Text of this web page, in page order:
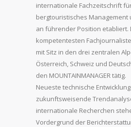
internationale Fachzeitschrift
bergtouristisches Management
an führender Position etabliert.
kompetentesten
mit Sitz in den drei zentralen
Österreich, Schweiz und
den MOUNTAINMANAGER tätig.
Neueste technische
zukunftsweisende
internationale Recherchen
Vordergrund der